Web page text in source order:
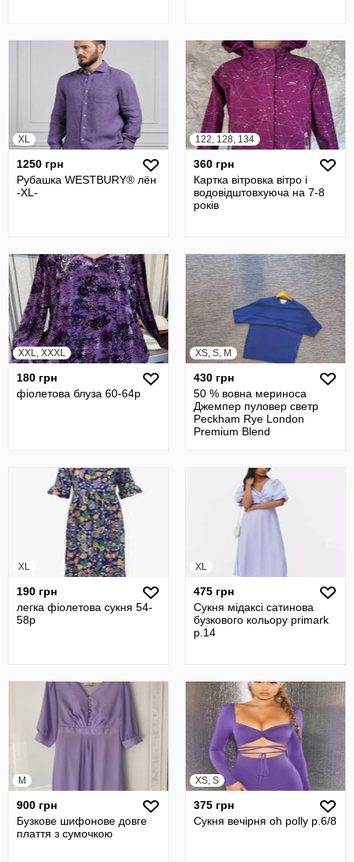
XL
1250 грн
Рубашка WESTBURY® лён
-XL-
122, 128, 134
360 грн
Картка вітровка вітро і
водовідштовхуюча на 7-8
років
XXL, XXXL
180 грн
фіолетова блуза 60-64р
XS, S, M
430 грн
50 % вовна мериноса
Джемпер пуловер светр
Peckham Rye London
Premium Blend
XL
190 грн
легка фіолетова сукня 54-
58р
XL
475 грн
Сукня мідаксі сатинова
бузкового кольору primark
р.14
M
900 грн
Бузкове шифонове довге
плаття з сумочкою
XS, S
375 грн
Сукня вечірня oh polly р.6/8